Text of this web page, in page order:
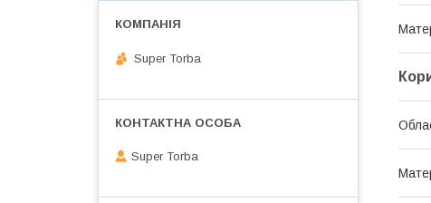
Super Torba
Super Torba